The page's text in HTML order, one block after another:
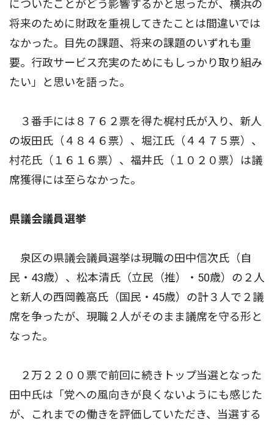
についたことがどう影響するかと思ったが、横浜の
将来のために財政を重視してきたことは間違いでは
なかった。目先の課題、将来の課題のいずれも重
要。行政サービス充実のためにもしっかり取り組み
たい」と思いを語った。
３番手には８７６２票を得た梶村氏が入り、新人
の坂田氏（４８４６票）、堀江氏（４４７５票）、
村花氏（１６１６票）、福井氏（１０２０票）は議
席獲得には至らなかった。
県議会議員選挙
泉区の県議会議員選挙は現職の田中信次氏（自
民・43歳）、松本清氏（立民（推）・50歳）の２人
と新人の西岡義高氏（国民・45歳）の計３人で２議
席を争ったが、現職２人がそのまま議席を守る形と
なった。
２万２２００票で前回に続きトップ当選となった
田中氏は「党への風向きが良くないようにも感じた
が、これまでの働きを評価していただき、当選する